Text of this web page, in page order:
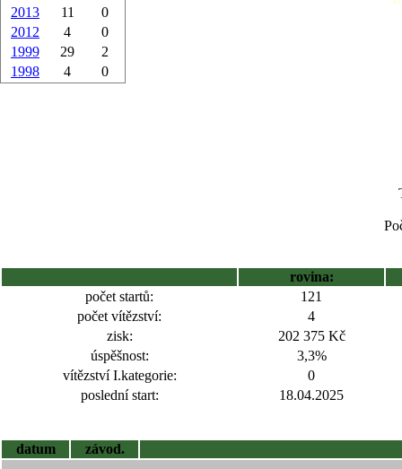
2013
11
0
2012
4
0
1999
29
2
1998
4 0
rovina:
počet startů:
121
počet vítězství:
4
zisk:
202 375 Kč
úspěšnost:
3,3%
vítězství I.kategorie:
0
poslední start:
18.04.2025
datum závod.